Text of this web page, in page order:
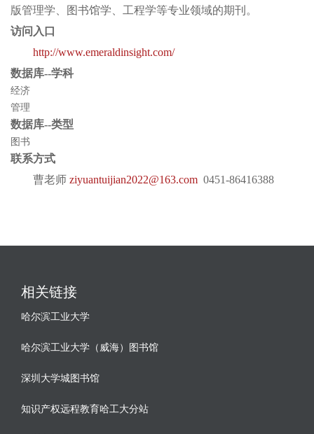
版管理学、图书馆学、工程学等专业领域的期刊。
访问入口
http://www.emeraldinsight.com/
数据库--学科
经济
管理
数据库--类型
图书
联系方式
曹老师 ziyuantuijian2022@163.com 0451-86416388
相关链接
哈尔滨工业大学
哈尔滨工业大学（威海）图书馆
深圳大学城图书馆
知识产权远程教育哈工大分站